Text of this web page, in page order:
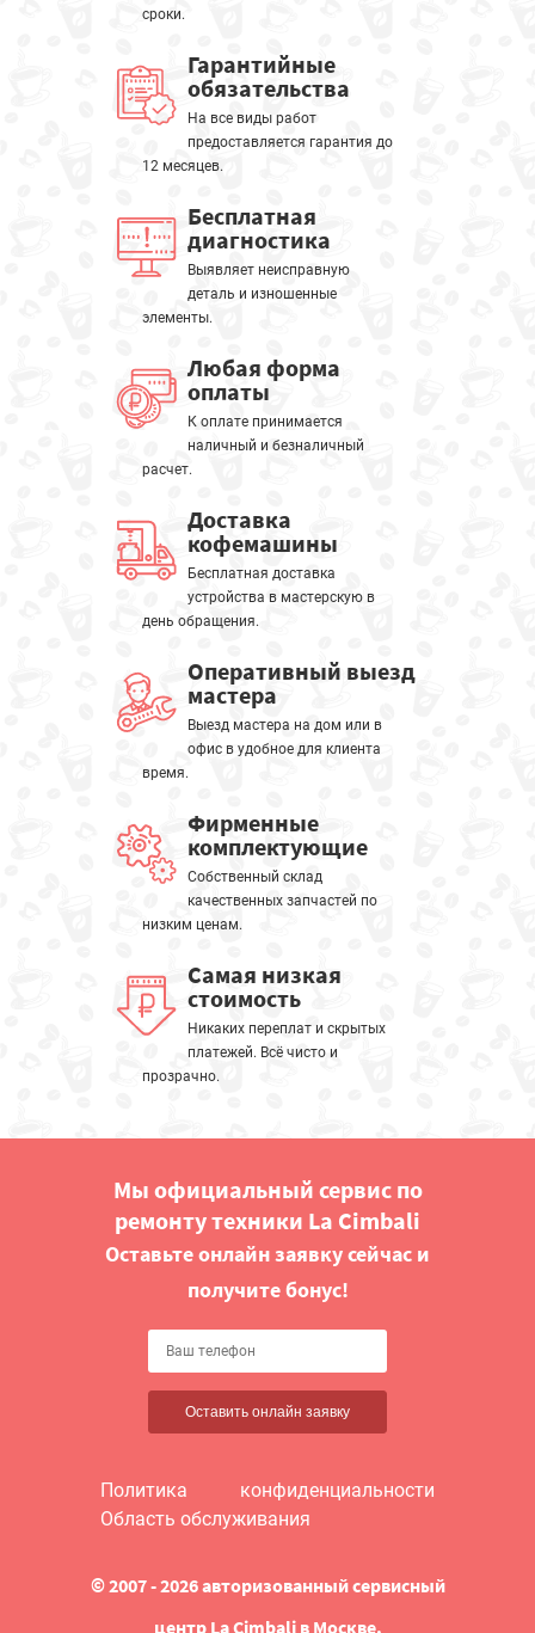
сроки.
Гарантийные
обязательства
На все виды работ
предоставляется гарантия до
12 месяцев.
Бесплатная
диагностика
Выявляет неисправную
деталь и изношенные
элементы.
Любая форма
оплаты
К оплате принимается
наличный и безналичный
расчет.
Доставка
кофемашины
Бесплатная доставка
устройства в мастерскую в
день обращения.
Оперативный выезд
мастера
Выезд мастера на дом или в
офис в удобное для клиента
время.
Фирменные
комплектующие
Собственный склад
качественных запчастей по
низким ценам.
Самая низкая
стоимость
Никаких переплат и скрытых
платежей. Всё чисто и
прозрачно.
Мы официальный сервис по
ремонту техники La Cimbali
Оставьте онлайн заявку сейчас и
получите бонус!
Оставить онлайн заявку
Политика конфиденциальности
Область обслуживания
© 2007 - 2026 авторизованный сервисный
центр La Cimbali в Москве.